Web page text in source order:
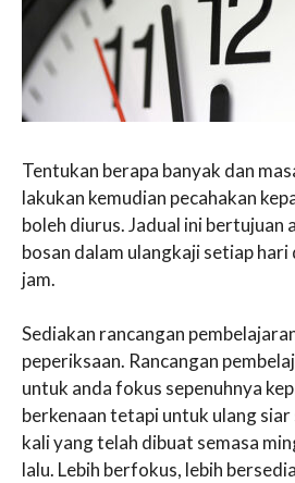
Tentukan berapa banyak dan
lakukan kemudian pecahakan
boleh diurus. Jadual ini bertujuan
bosan dalam ulangkaji setiap hari
jam.
Sediakan rancangan
peperiksaan. Rancangan
untuk anda fokus sepenuhnya
berkenaan tetapi untuk ulang siar
kali yang telah dibuat semasa
lalu. Lebih berfokus, lebih